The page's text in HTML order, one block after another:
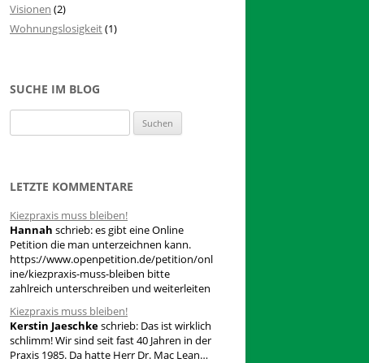
Visionen (2)
Wohnungslosigkeit(1)
SUCHE IM BLOG
u
n
n
a
c
h
:
LETZTE KOMMENTARE
Kiezpraxis muss bleiben!
Hannah schrieb:es gibt eine Online
Petition die man unterzeichnen kann.
https://www.openpetition.de/petition/onl
ine/kiezpraxis-muss-bleiben bitte
zahlreich unterschreiben und weiterleiten
Kiezpraxis muss bleiben!
Kerstin Jaeschkeschrieb: Das ist wirklich
schlimm! Wir sind seit fast 40 Jahren in der
Praxis 1985. Da hatte Herr Dr. Mac Lean…